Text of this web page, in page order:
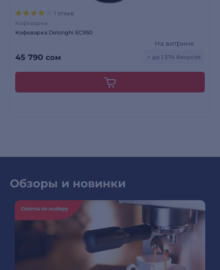
1 отзыв
Кофеварки
Кофеварка Delonghi ЕС950
45 790 сом
На витрине
+ до 1 374 бонусов
Обзоры и новинки